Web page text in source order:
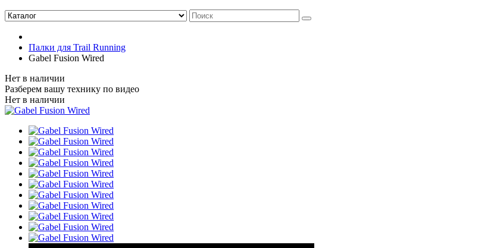
Палки для Trail Running
Gabel Fusion Wired
Нет в наличии
Разберем вашу технику по видео
Нет в наличии